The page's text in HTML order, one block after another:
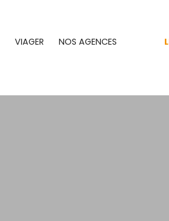
VIAGER NOS AGENCES